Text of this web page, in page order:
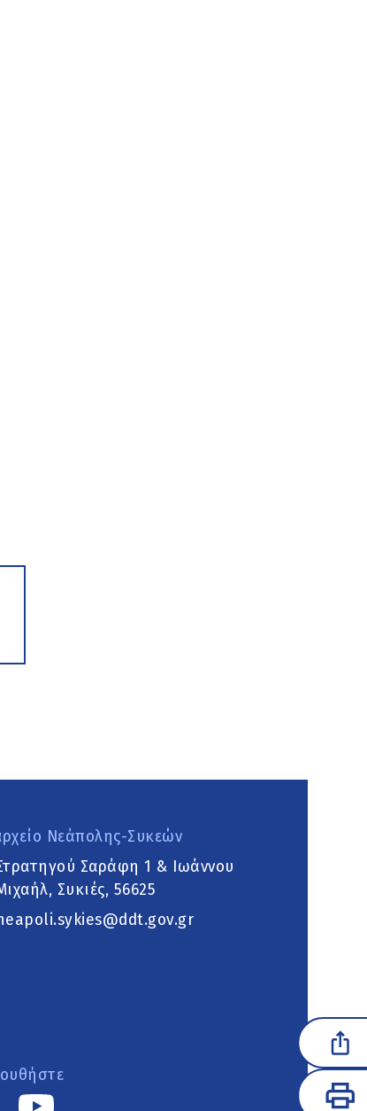
Νεάπολης-Συκεών
Σαράφη 1 & Ιωάννου
Συκιές, 56625